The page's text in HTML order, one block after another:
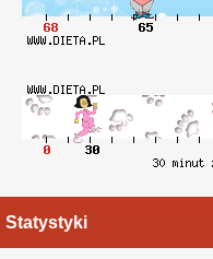
Statystyki